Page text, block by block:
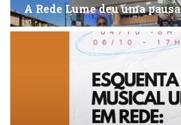
A Rede Lume deu uma pausa